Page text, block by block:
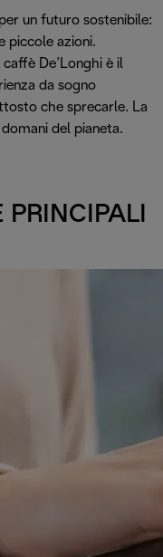
un futuro sostenibile:
piccole azioni.
De’Longhi è il
da sogno
che sprecarle. La
del pianeta.